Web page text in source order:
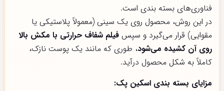
فناوری‌های بسته بندی است.
در این روش، محصول روی یک سینی (معمولاً پلاستیکی یا
مقوایی) قرار می‌گیرد و سپس فیلم شفاف حرارتی با مکش بالا
روی آن کشیده می‌شود، طوری که مانند یک پوست نازک،
کاملاً به شکل محصول درآید.
مزایای بسته بندی اسکین پک: